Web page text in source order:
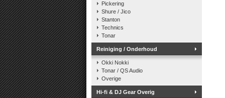
Pickering
Shure / Jico
Stanton
Technics
Tonar
Reiniging / Onderhoud
Okki Nokki
Tonar / QS Audio
Overige
Hi-fi & DJ Gear Overig